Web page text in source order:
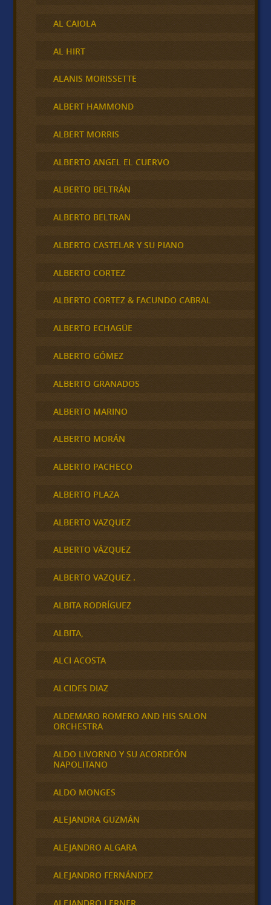
AL CAIOLA
AL HIRT
ALANIS MORISSETTE
ALBERT HAMMOND
ALBERT MORRIS
ALBERTO ANGEL EL CUERVO
ALBERTO BELTRÁN
ALBERTO BELTRAN
ALBERTO CASTELAR Y SU PIANO
ALBERTO CORTEZ
ALBERTO CORTEZ & FACUNDO CABRAL
ALBERTO ECHAGÜE
ALBERTO GÓMEZ
ALBERTO GRANADOS
ALBERTO MARINO
ALBERTO MORÁN
ALBERTO PACHECO
ALBERTO PLAZA
ALBERTO VAZQUEZ
ALBERTO VÁZQUEZ
ALBERTO VAZQUEZ .
ALBITA RODRÍGUEZ
ALBITA,
ALCI ACOSTA
ALCIDES DIAZ
ALDEMARO ROMERO AND HIS SALON
ORCHESTRA
ALDO LIVORNO Y SU ACORDEÓN
NAPOLITANO
ALDO MONGES
ALEJANDRA GUZMÁN
ALEJANDRO ALGARA
ALEJANDRO FERNÁNDEZ
ALEJANDRO LERNER